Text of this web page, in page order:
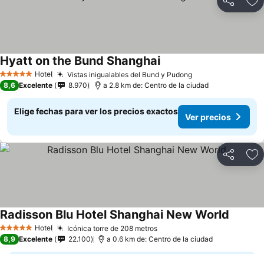
Compartir
5 Estrellas Hotel Vistas inigualables del Bund y Pudong
Hyatt on the Bund Shanghai
8,6 Excelente 8.970 a 2.8 km de: Centro de la ciudad
Elige fechas para ver los precios exactos
Ver precios
Compartir
5 Estrellas Hotel Icónica torre de 208 metros
Radisson Blu Hotel Shanghai New World
8,9 Excelente 22.100 a 0.6 km de: Centro de la ciudad